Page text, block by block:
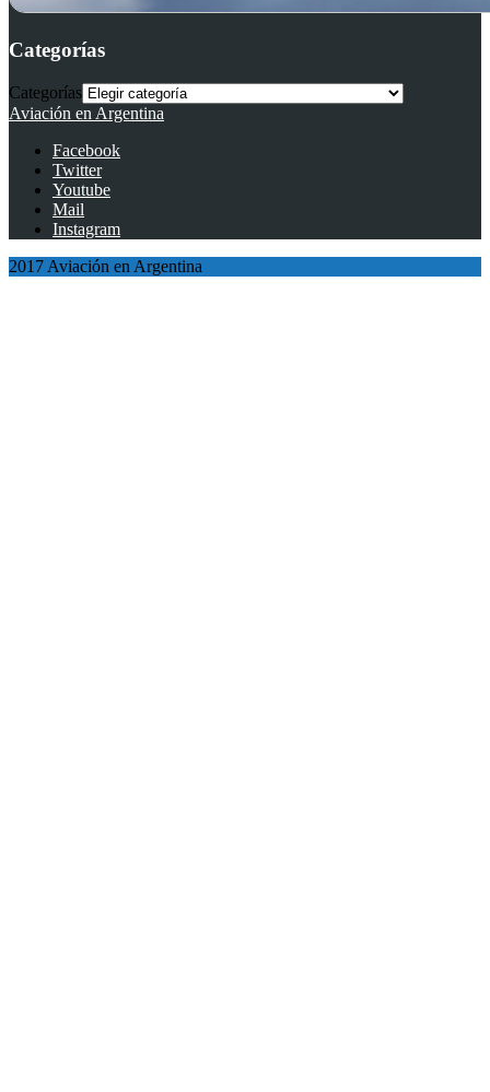
Categorías
Categorías
Aviación en Argentina
Facebook
Twitter
Youtube
Mail
Instagram
2017 Aviación en Argentina